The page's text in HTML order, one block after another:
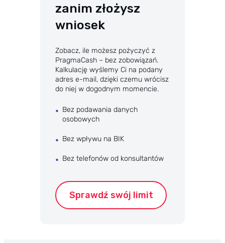
zanim złożysz
wniosek
Zobacz, ile możesz pożyczyć z
PragmaCash – bez zobowiązań.
Kalkulację wyślemy Ci na podany
adres e-mail, dzięki czemu wrócisz
do niej w dogodnym momencie.
Bez podawania danych
osobowych
Bez wpływu na BIK
Bez telefonów od konsultantów
Sprawdź swój limit